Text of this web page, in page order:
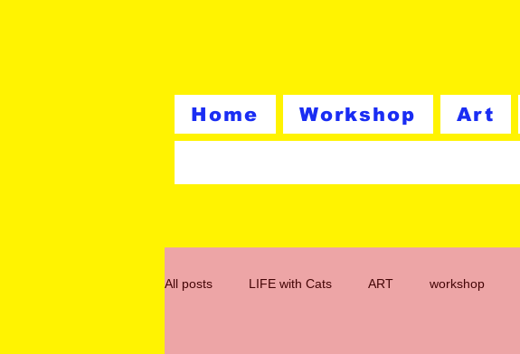
Home Workshop Art
All posts LIFE with Cats ART workshop